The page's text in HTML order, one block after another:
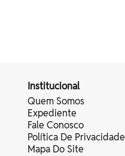
Institucional
Quem Somos
Expediente
Fale Conosco
Política De Privacidade
Mapa Do Site